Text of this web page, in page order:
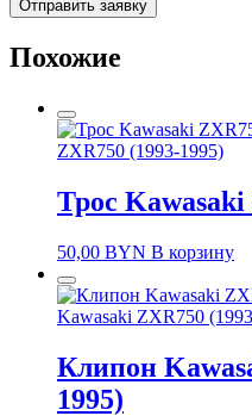
Отправить заявку
Похожие
ZXR750 (1993-1995)
Трос Kawasaki
50,00 BYN В корзину
Kawasaki ZXR750
Клипон
1995)